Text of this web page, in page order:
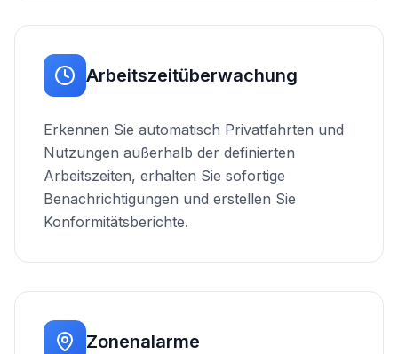
Arbeitszeitüberwachung
Erkennen Sie automatisch Privatfahrten und
Nutzungen außerhalb der definierten
Arbeitszeiten, erhalten Sie sofortige
Benachrichtigungen und erstellen Sie
Konformitätsberichte.
Zonenalarme